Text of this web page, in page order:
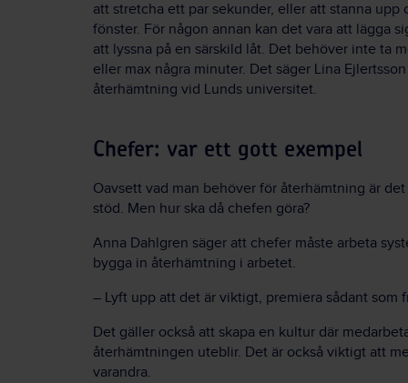
att stretcha ett par sekunder, eller att stanna
fönster. För någon annan kan det vara att lägga
att lyssna på en särskild låt. Det behöver inte ta
eller max några minuter. Det säger Lina
återhämtning vid Lunds universitet.
Chefer: var ett gott exempel
Oavsett vad man behöver för återhämtning är
stöd. Men hur ska då chefen göra?
Anna Dahlgren säger att chefer måste arbeta
bygga in återhämtning i arbetet.
– Lyft upp att det är viktigt, premiera sådant
Det gäller också att skapa en kultur där
återhämtningen uteblir. Det är också viktigt att
varandra.